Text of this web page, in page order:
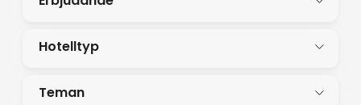
Hotelltyp
Teman